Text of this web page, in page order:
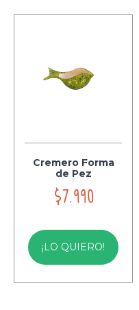
Cremero Forma
de Pez
$7.990
¡LO QUIERO!